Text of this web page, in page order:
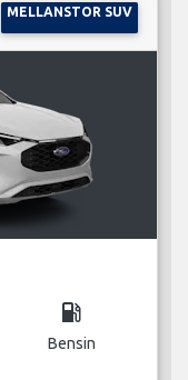
MELLANSTOR SUV
local_gas_station
Bensin